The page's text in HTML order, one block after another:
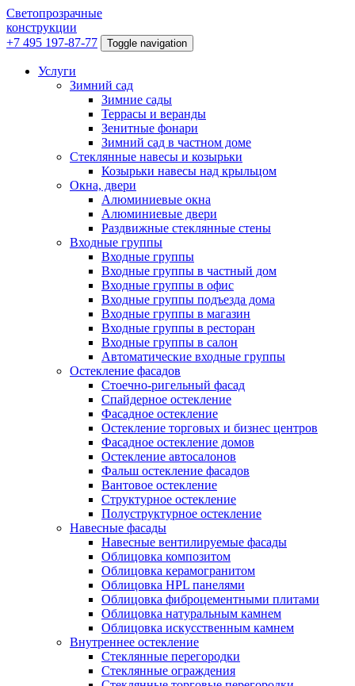
Светопрозрачные
конструкции
+7 495 197-87-77
Toggle navigation
Услуги
Зимний сад
Зимние сады
Террасы и веранды
Зенитные фонари
Зимний сад в частном доме
Стеклянные навесы и козырьки
Козырьки навесы над крыльцом
Окна, двери
Алюминиевые окна
Алюминиевые двери
Раздвижные стеклянные стены
Входные группы
Входные группы
Входные группы в частный дом
Входные группы в офис
Входные группы подъезда дома
Входные группы в магазин
Входные группы в ресторан
Входные группы в салон
Автоматические входные группы
Остекление фасадов
Стоечно-ригельный фасад
Спайдерное остекление
Фасадное остекление
Остекление торговых и бизнес центров
Фасадное остекление домов
Остекление автосалонов
Фальш остекление фасадов
Вантовое остекление
Структурное остекление
Полуструктурное остекление
Навесные фасады
Навесные вентилируемые фасады
Облицовка композитом
Облицовка керамогранитом
Облицовка HPL панелями
Облицовка фиброцементными плитами
Облицовка натуральным камнем
Облицовка искусственным камнем
Внутреннее остекление
Стеклянные перегородки
Стеклянные ограждения